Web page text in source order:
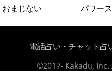
おまじない パワー
電話占い・チャット占
©2017- Kakadu, Inc.